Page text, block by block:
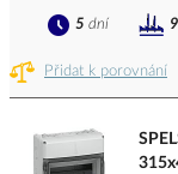
Přidat k porovnání
5 dní 9